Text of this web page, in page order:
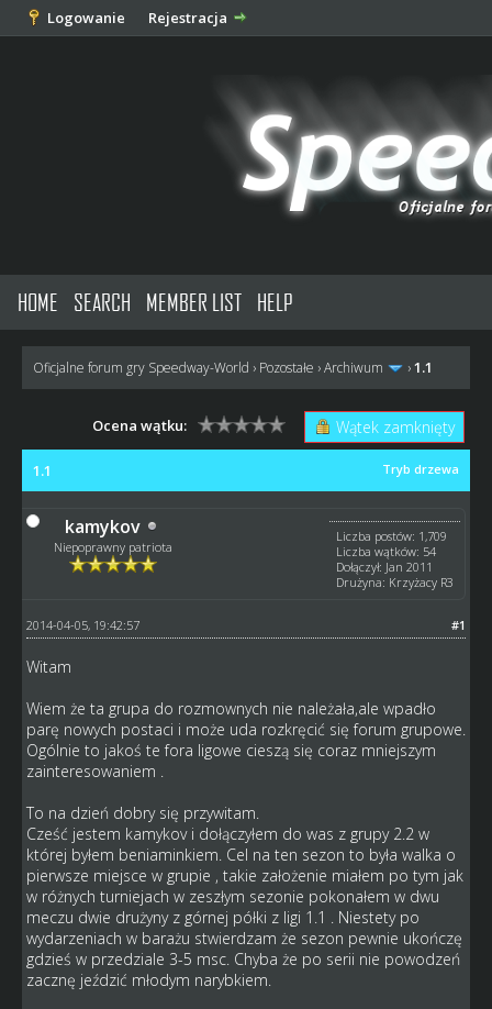
Logowanie Rejestracja
HOME SEARCH MEMBER LIST HELP
Oficjalne forum gry Speedway-World › Pozostałe ›Archiwum ›1.1
Wątek zamknięty
Ocena wątku:
Tryb drzewa
1.1
kamykov
Niepoprawny patriota
Liczba postów: 1,709
Liczba wątków: 54
Dołączył: Jan 2011
Drużyna: Krzyżacy R3
#1
2014-04-05, 19:42:57
Witam
Wiem że ta grupa do rozmownych nie należała,ale wpadło
parę nowych postaci i może uda rozkręcić się forum grupowe.
Ogólnie to jakoś te fora ligowe cieszą się coraz mniejszym
zainteresowaniem .
To na dzień dobry się przywitam.
Cześć jestem kamykov i dołączyłem do was z grupy 2.2 w
której byłem beniaminkiem. Cel na ten sezon to była walka o
pierwsze miejsce w grupie , takie założenie miałem po tym jak
w różnych turniejach w zeszłym sezonie pokonałem w dwu
meczu dwie drużyny z górnej półki z ligi 1.1 . Niestety po
wydarzeniach w barażu stwierdzam że sezon pewnie ukończę
gdzieś w przedziale 3-5 msc. Chyba że po serii nie powodzeń
zacznę jeździć młodym narybkiem.